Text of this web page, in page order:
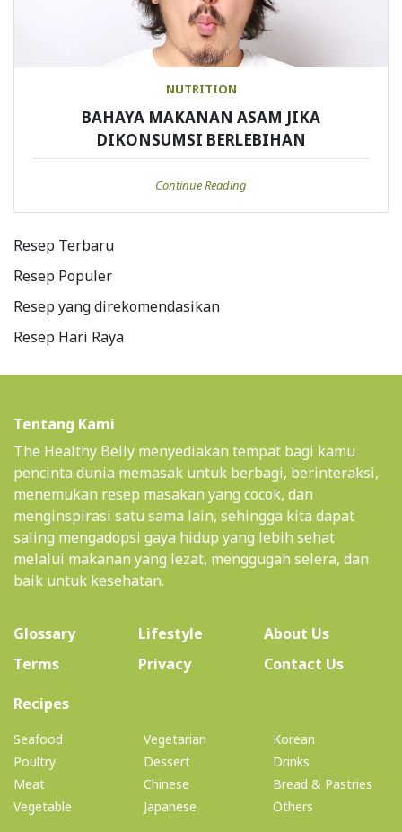
NUTRITION
BAHAYA MAKANAN ASAM JIKA
DIKONSUMSI BERLEBIHAN
Continue Reading
Resep Terbaru
Resep Populer
Resep yang direkomendasikan
Resep Hari Raya
Tentang Kami
The Healthy Belly menyediakan tempat bagi kamu
pencinta dunia memasak untuk berbagi, berinteraksi,
menemukan resep masakan yang cocok, dan
menginspirasi satu sama lain, sehingga kita dapat
saling mengadopsi gaya hidup yang lebih sehat
melalui makanan yang lezat, menggugah selera, dan
baik untuk kesehatan.
Glossary Lifestyle About Us(current)
Terms
Privacy
Contact Us
Recipes(current)
Seafood
Poultry
Meat
Vegetable
Vegetarian
Dessert
Chinese
Japanese
Korean
Drinks
Bread & Pastries
Others